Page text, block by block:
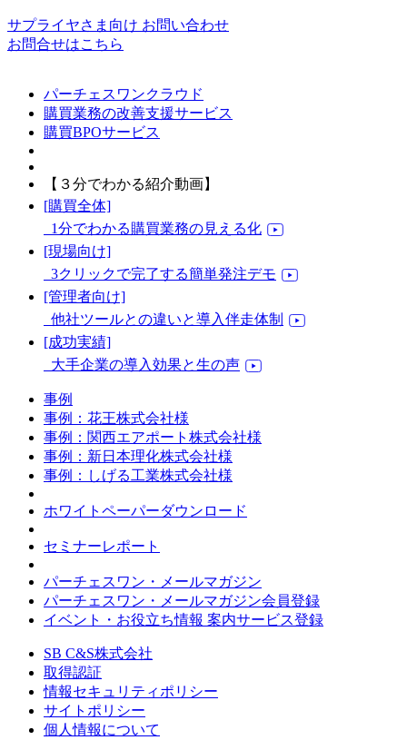
サプライヤさま向け お問い合わせ
お問合せはこちら
パーチェスワンクラウド
購買業務の改善支援サービス
購買BPOサービス
【３分でわかる紹介動画】
[購買全体]
1分でわかる購買業務の見える化
[現場向け]
3クリックで完了する簡単発注デモ
[管理者向け]
他社ツールとの違いと導入伴走体制
[成功実績]
大手企業の導入効果と生の声
事例
事例：花王株式会社様
事例：関西エアポート株式会社様
事例：新日本理化株式会社様
事例：しげる工業株式会社様
ホワイトペーパーダウンロード
セミナーレポート
パーチェスワン・メールマガジン
パーチェスワン・メールマガジン会員登録
イベント・お役立ち情報 案内サービス登録
SB C&S株式会社
取得認証
情報セキュリティポリシー
サイトポリシー
個人情報について